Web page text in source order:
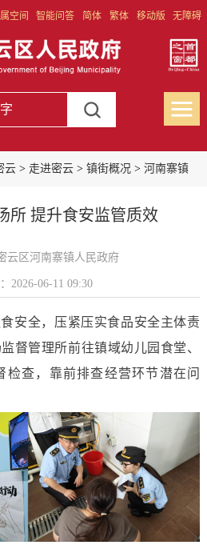
空间 智能问答 简体 繁体 移动版 无障碍
云> 走进密云> 镇街概况 > 河南寨镇
所 提升食安监管质效
云区河南寨镇人民政府
2026-06-11 09:30
安全，压紧压实食品安全主体责
督管理所前往镇域幼儿园食堂、
检查，靠前排查经营环节潜在问